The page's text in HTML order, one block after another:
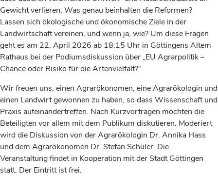
Gewicht verlieren. Was genau beinhalten die Reformen?
Lassen sich ökologische und ökonomische Ziele in der
Landwirtschaft vereinen, und wenn ja, wie? Um diese Fragen
geht es am 22. April 2026 ab 18:15 Uhr in Göttingens Altem
Rathaus bei der Podiumsdiskussion über „EU Agrarpolitik –
Chance oder Risiko für die Artenvielfalt?“
Wir freuen uns, einen Agrarökonomen, eine Agrarökologin und
einen Landwirt gewonnen zu haben, so dass Wissenschaft und
Praxis aufeinandertreffen. Nach Kurzvorträgen möchten die
Beteiligten vor allem mit dem Publikum diskutieren. Moderiert
wird die Diskussion von der Agrarökologin Dr. Annika Hass
und dem Agrarökonomen Dr. Stefan Schüler. Die
Veranstaltung findet in Kooperation mit der Stadt Göttingen
statt. Der Eintritt ist frei.